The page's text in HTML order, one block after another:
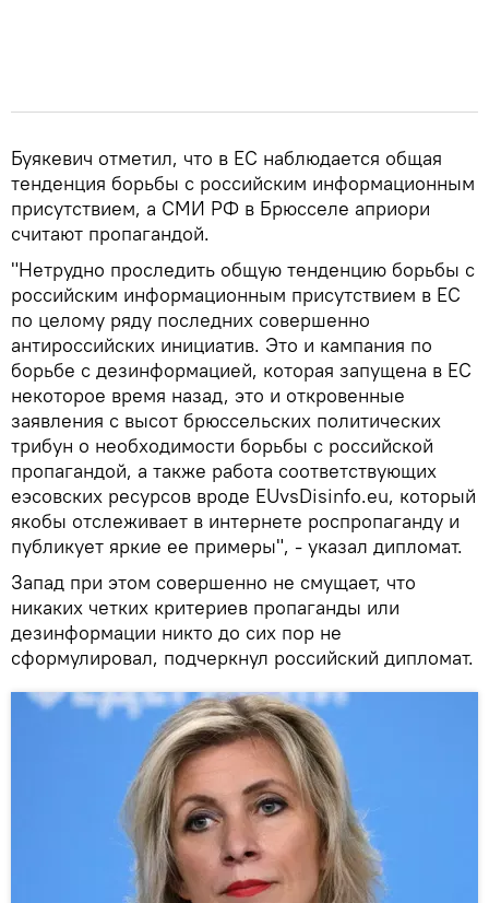
Буякевич отметил, что в ЕС наблюдается общая
тенденция борьбы с российским информационным
присутствием, а СМИ РФ в Брюсселе априори
считают пропагандой.
"Нетрудно проследить общую тенденцию борьбы с
российским информационным присутствием в ЕС
по целому ряду последних совершенно
антироссийских инициатив. Это и кампания по
борьбе с дезинформацией, которая запущена в ЕС
некоторое время назад, это и откровенные
заявления с высот брюссельских политических
трибун о необходимости борьбы с российской
пропагандой, а также работа соответствующих
еэсовских ресурсов вроде EUvsDisinfo.eu, который
якобы отслеживает в интернете роспропаганду и
публикует яркие ее примеры", - указал дипломат.
Запад при этом совершенно не смущает, что
никаких четких критериев пропаганды или
дезинформации никто до сих пор не
сформулировал, подчеркнул российский дипломат.